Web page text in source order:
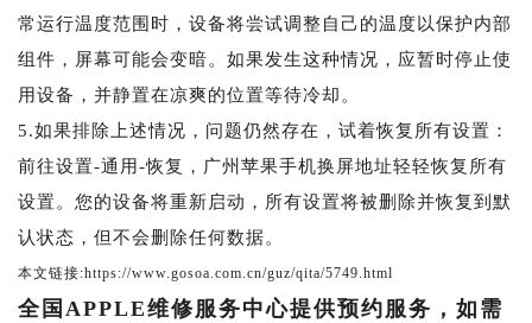
常运行温度范围时，设备将尝试调整自己的温度以保护内部
组件，屏幕可能会变暗。如果发生这种情况，应暂时停止使
用设备，并静置在凉爽的位置等待冷却。
5.如果排除上述情况，问题仍然存在，试着恢复所有设置：
前往设置-通用-恢复，广州苹果手机换屏地址轻轻恢复所有
设置。您的设备将重新启动，所有设置将被删除并恢复到默
认状态，但不会删除任何数据。
本文链接:https://www.gosoa.com.cn/guz/qita/5749.html
全国APPLE维修服务中心提供预约服务，如需